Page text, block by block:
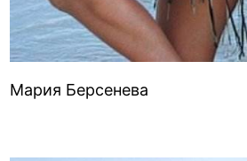
Мария Берсенева